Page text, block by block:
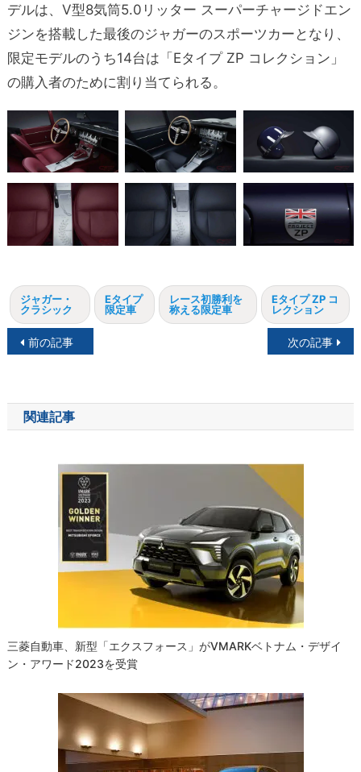
デルは、V型8気筒5.0リッター スーパーチャージドエン
ジンを搭載した最後のジャガーのスポーツカーとなり、
限定モデルのうち14台は「Eタイプ ZP コレクション」
の購入者のために割り当てられる。
ジャガー・
クラシック
Eタイプ
限定車
レース初勝利を
称える限定車
Eタイプ ZP コ
レクション
投
ナ
ビ
前の記事 次の記事
関連記事
三菱自動車、新型「エクスフォース」がVMARKベトナム・デザイ
ン・アワード2023を受賞